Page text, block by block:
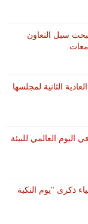
يبحث سبل التعاون
الثانية لمجلسها
اليوم العالمي للبيئة
ذكرى "يوم النكبة